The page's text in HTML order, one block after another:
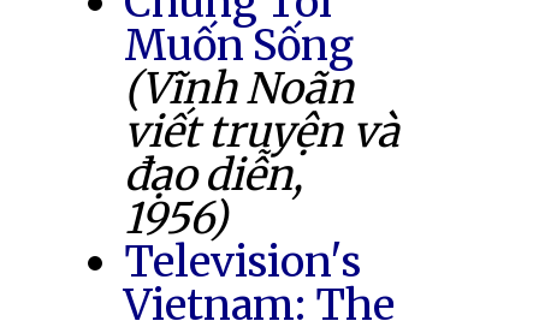
Muốn Sống
(Vĩnh Noãn
viết truyện và
đạo diễn,
1956)
Television's
Vietnam: The